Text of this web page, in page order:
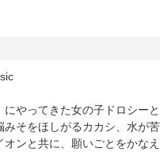
やってきた女の子ドロシーと
みそをほしがるカカシ、水が苦
ンと共に、願いごとをかなえ